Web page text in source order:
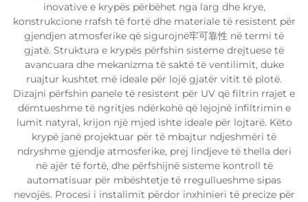
inovative e krypës përbëhet nga larg dhe krye,
konstrukcione rrafsh të fortë dhe materiale të resistent për
gjendjen atmosferike që sigurojnë牢可靠性 në termi të
gjatë. Struktura e krypës përfshin sisteme drejtuese të
avancuara dhe mekanizma të saktë të ventilimit, duke
ruajtur kushtet më ideale për lojë gjatër vitit të plotë.
Dizajni përfshin panele të resistent për UV që filtrin rrajet e
dëmtueshme të ngritjes ndërkohë që lejojnë infiltrimin e
lumit natyral, krijon një mjed ishte ideale për lojtarë. Këto
krypë janë projektuar për të mbajtur ndjeshmëri të
ndryshme gjendje atmosferike, prej lindjeve të thella deri
në ajër të fortë, dhe përfshijnë sisteme kontroll të
automatisuar për mbështetje të rregullueshme sipas
nevojës. Procesi i instalimit përdor inxhinieri të precize për